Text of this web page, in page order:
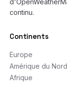
continu.
Continents
Europe
Amérique du Nord
Afrique